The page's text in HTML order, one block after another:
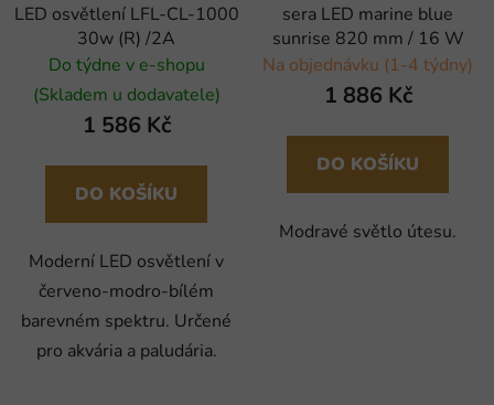
LED osvětlení LFL-CL-1000
30w (R) /2A
Do týdne v e-shopu
(Skladem u dodavatele)
1 586 Kč
DO KOŠÍKU
Moderní LED osvětlení v
červeno-modro-bílém
barevném spektru. Určené
pro akvária a paludária.
sera LED marine blue
sunrise 820 mm / 16 W
Na objednávku (1-4 týdny)
1 886 Kč
DO KOŠÍKU
Modravé světlo útesu.